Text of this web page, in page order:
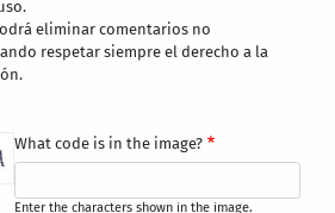
eliminar comentarios no
respetar siempre el derecho a la
What code is in the image?
Enter the characters shown in the image.